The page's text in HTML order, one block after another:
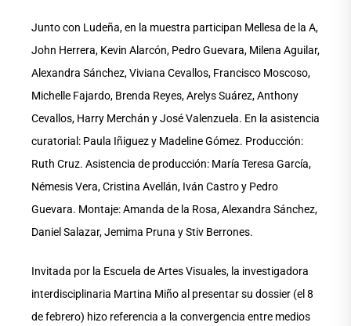
Junto con Ludeña, en la muestra participan Mellesa de la A,
John Herrera, Kevin Alarcón, Pedro Guevara, Milena Aguilar,
Alexandra Sánchez, Viviana Cevallos, Francisco Moscoso,
Michelle Fajardo, Brenda Reyes, Arelys Suárez, Anthony
Cevallos, Harry Merchán y José Valenzuela. En la asistencia
curatorial: Paula Iñiguez y Madeline Gómez. Producción:
Ruth Cruz. Asistencia de producción: María Teresa García,
Némesis Vera, Cristina Avellán, Iván Castro y Pedro
Guevara. Montaje: Amanda de la Rosa, Alexandra Sánchez,
Daniel Salazar, Jemima Pruna y Stiv Berrones.
Invitada por la Escuela de Artes Visuales, la investigadora
interdisciplinaria Martina Miño al presentar su dossier (el 8
de febrero) hizo referencia a la convergencia entre medios